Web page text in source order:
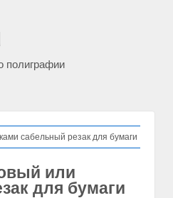
полиграфии
сабельный резак для бумаги
или
для бумаги